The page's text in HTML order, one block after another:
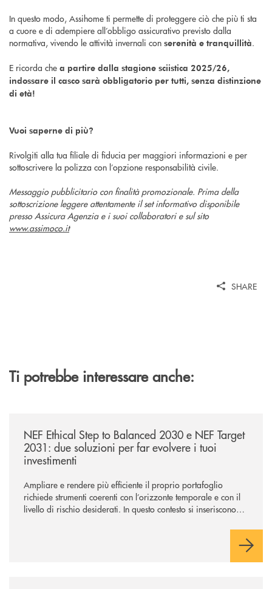
In questo modo, Assihome ti permette di proteggere ciò che più ti sta
a cuore e di adempiere all’obbligo assicurativo previsto dalla
normativa, vivendo le attività invernali con serenità e tranquillità.
E ricorda che a partire dalla stagione sciistica 2025/26,
indossare il casco sarà obbligatorio per tutti, senza distinzione
di età!
Vuoi saperne di più?
Rivolgiti alla tua filiale di fiducia per maggiori informazioni e per
sottoscrivere la polizza con l’opzione responsabilità civile.
Messaggio pubblicitario con finalità promozionale. Prima della
sottoscrizione leggere attentamente il set informativo disponibile
presso Assicura Agenzia e i suoi collaboratori e sul sito
www.assimoco.it
SHARE
Ti potrebbe interessare anche:
NEF Ethical Step to Balanced 2030 e NEF Target
2031: due soluzioni per far evolvere i tuoi
investimenti
Ampliare e rendere più efficiente il proprio portafoglio
richiede strumenti coerenti con l’orizzonte temporale e con il
livello di rischio desiderati. In questo contesto si inseriscono
soluzioni tra loro complementari, pensate per accompagnare